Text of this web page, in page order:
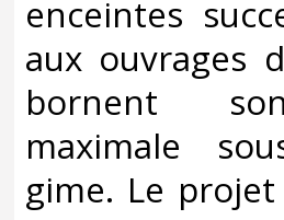
enceintes
aux ouvrages
bornent
maximale
gime. Le